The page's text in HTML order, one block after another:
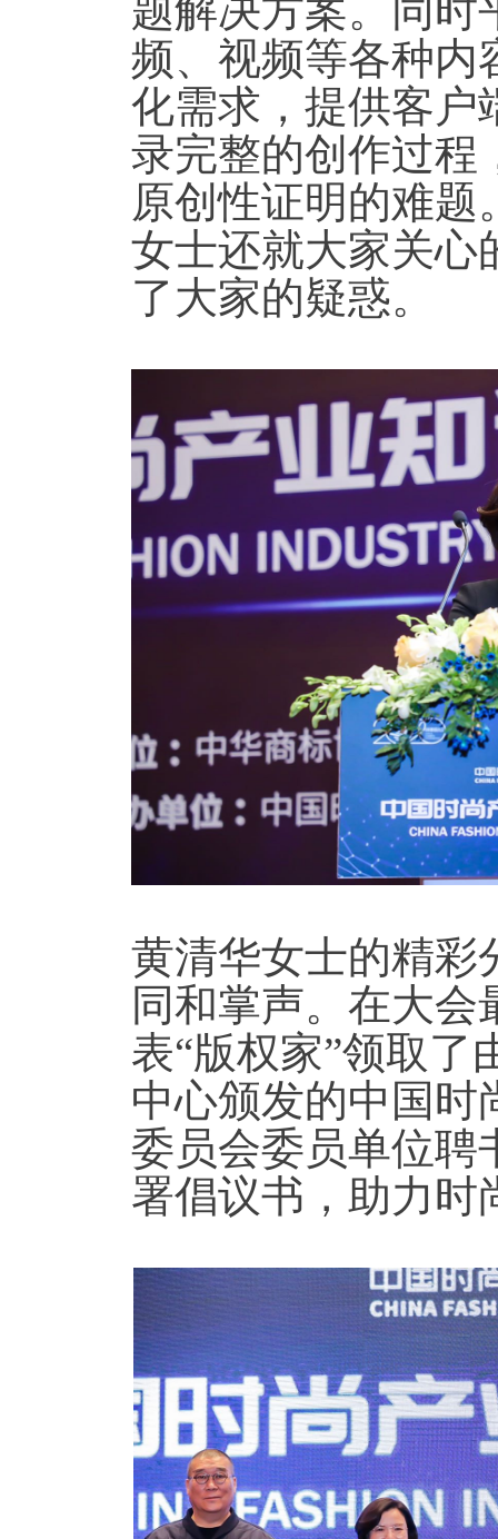
题解决方案。同时
频、视频等各种内
化需求，提供客户
录完整的创作过程
原创性证明的难题
女士还就大家关心
了大家的疑惑。
黄清华女士的精彩
同和掌声。在大
表“版权家”领取了
中心颁发的中国时
委员会委员单位聘
署倡议书，助力时